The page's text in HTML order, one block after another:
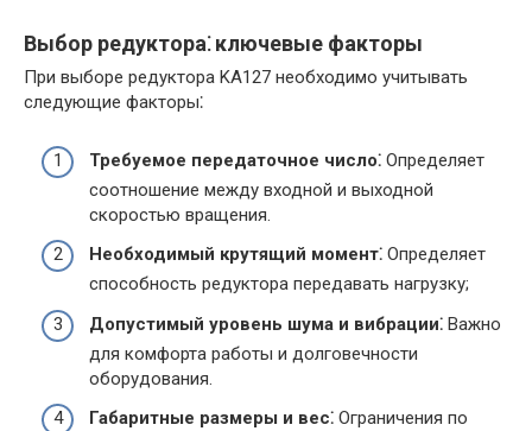
Выбор редуктора⁚ ключевые факторы
При выборе редуктора KA127 необходимо учитывать
следующие факторы⁚
Требуемое передаточное число⁚ Определяет
соотношение между входной и выходной
скоростью вращения.
Необходимый крутящий момент⁚ Определяет
способность редуктора передавать нагрузку;
Допустимый уровень шума и вибрации⁚ Важно
для комфорта работы и долговечности
оборудования.
Габаритные размеры и вес⁚ Ограничения по